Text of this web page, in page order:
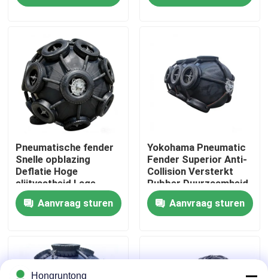
Video's
Over ons
Fabriekstocht
Kwaliteitscontrole
Vraag een offerte
Dok Rubberstootkussen
Pneumatisch Rubberstootkussen
Pneumatische fender
Snelle opblazing
Deflatie Hoge
slijtvastheid Lage
dagelijkse onderhoud
Aanvraag sturen
Yokohama Pneumatic
Fender Superior Anti-
Collision Versterkt
Rubber Duurzaamheid
Stabiel
Aanvraag sturen
Hongruntong